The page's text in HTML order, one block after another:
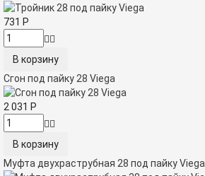
731 Р
Сгон под пайку 28 Viega
2 031 Р
Муфта двухраструбная 28 под пайку Viega